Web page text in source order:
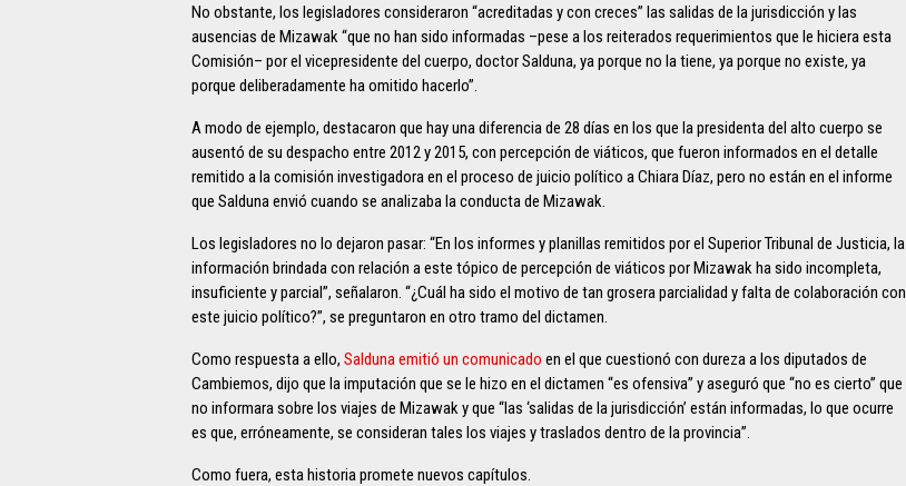
No obstante, los legisladores consideraron “acreditadas y con creces” las salidas de la jurisdicción y las
ausencias de Mizawak “que no han sido informadas –pese a los reiterados requerimientos que le hiciera esta
Comisión– por el vicepresidente del cuerpo, doctor Salduna, ya porque no la tiene, ya porque no existe, ya
porque deliberadamente ha omitido hacerlo”.
A modo de ejemplo, destacaron que hay una diferencia de 28 días en los que la presidenta del alto cuerpo se
ausentó de su despacho entre 2012 y 2015, con percepción de viáticos, que fueron informados en el detalle
remitido a la comisión investigadora en el proceso de juicio político a Chiara Díaz, pero no están en el informe
que Salduna envió cuando se analizaba la conducta de Mizawak.
Los legisladores no lo dejaron pasar: “En los informes y planillas remitidos por el Superior Tribunal de Justicia, la
información brindada con relación a este tópico de percepción de viáticos por Mizawak ha sido incompleta,
insuficiente y parcial”, señalaron. “¿Cuál ha sido el motivo de tan grosera parcialidad y falta de colaboración con
este juicio político?”, se preguntaron en otro tramo del dictamen.
Como respuesta a ello, Salduna emitió un comunicado en el que cuestionó con dureza a los diputados de
Cambiemos, dijo que la imputación que se le hizo en el dictamen “es ofensiva” y aseguró que “no es cierto” que
no informara sobre los viajes de Mizawak y que “las ‘salidas de la jurisdicción’ están informadas, lo que ocurre
es que, erróneamente, se consideran tales los viajes y traslados dentro de la provincia”.
Como fuera, esta historia promete nuevos capítulos.